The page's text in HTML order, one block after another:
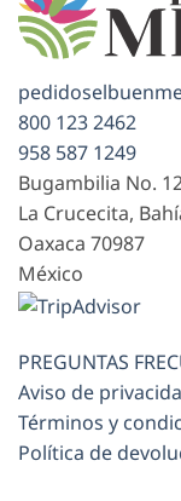
800 123 2462
958 587 1249
Bugambilia No.
La Crucecita,
Oaxaca 70987
México
PREGUNTAS
Aviso de
Términos y
Política de